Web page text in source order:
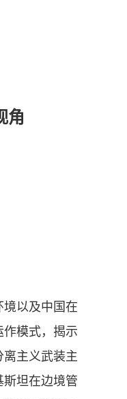
角
以及中国在
模式，揭示
主义武装主
坦在边境管